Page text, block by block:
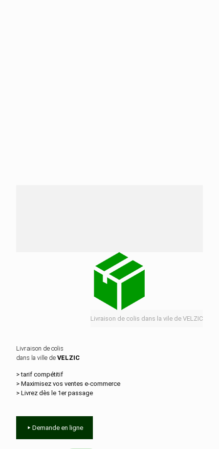
Livraison de colis dans la vile de VELZIC
Livraison de colis
dans la ville de VELZIC
> tarif compétitif
> Maximisez vos ventes e‑commerce
> Livrez dès le 1er passage
Demande en ligne